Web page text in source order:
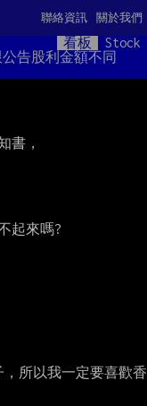
關於我們
聯絡資訊
看板
Stock
告股利金額不同
書，
起來嗎?
所以我一定要喜歡香